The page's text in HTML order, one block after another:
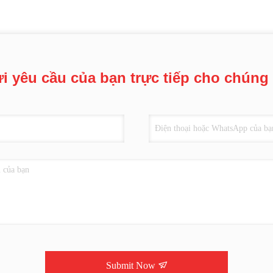
yêu cầu của bạn trực tiếp cho
Submit Now